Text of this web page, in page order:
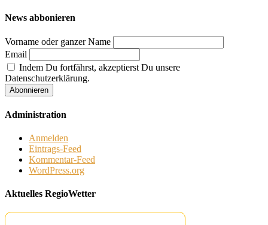
News abbonieren
Vorname oder ganzer Name
Email
Indem Du fortfährst, akzeptierst Du unsere
Datenschutzerklärung.
Administration
Anmelden
Eintrags-Feed
Kommentar-Feed
WordPress.org
Aktuelles RegioWetter